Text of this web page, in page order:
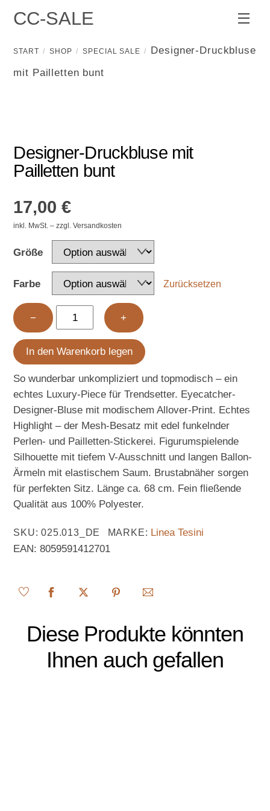
CC-SALE
START SHOP SPECIAL SALE
Designer-Druckbluse
mit Pailletten bunt
Designer-Druckbluse mit
Pailletten bunt
17,00€
inkl. MwSt. – zzgl. Versandkosten
Größe
Farbe Zurücksetzen
−
Designer-
Druckbluse
mit
Pailletten
bunt
Menge
+
In den Warenkorb legen
So wunderbar unkompliziert und topmodisch – ein
echtes Luxury-Piece für Trendsetter. Eyecatcher-
Designer-Bluse mit modischem Allover-Print. Echtes
Highlight – der Mesh-Besatz mit edel funkelnder
Perlen- und Pailletten-Stickerei. Figurumspielende
Silhouette mit tiefem V-Ausschnitt und langen Ballon-
Ärmeln mit elastischem Saum. Brustabnäher sorgen
für perfekten Sitz. Länge ca. 68 cm. Fein fließende
Qualität aus 100% Polyester.
SKU:025.013_DE MARKE: Linea Tesini
EAN:8059591412701
Diese Produkte könnten
Ihnen auch gefallen